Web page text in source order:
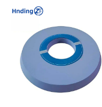
решения для очистки
воздуха и повышения
безопасности